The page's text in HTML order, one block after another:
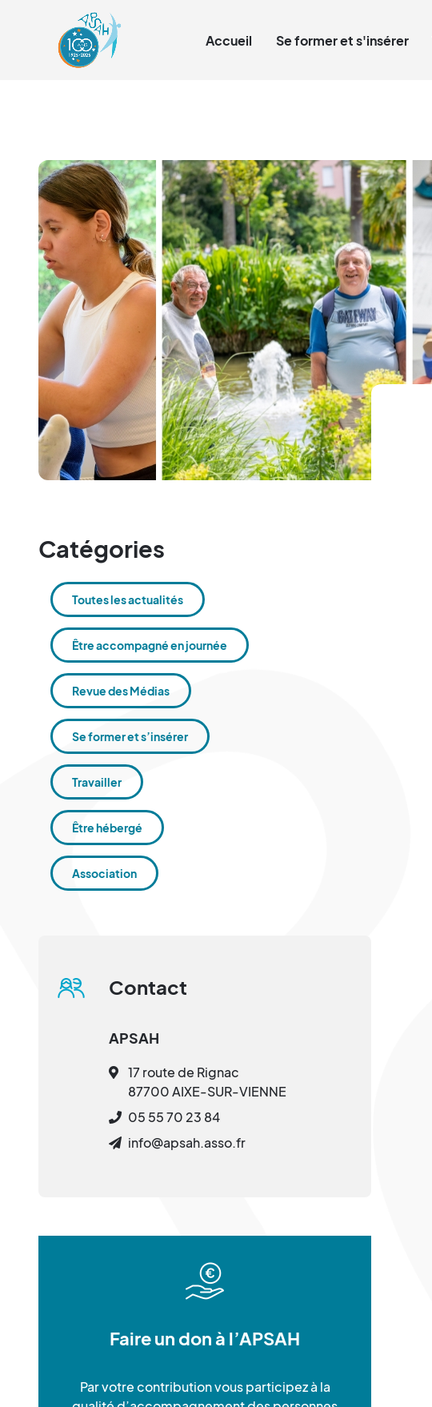
Accueil Se former et s'insérer
Catégories
Toutes les actualités
Être accompagné en journée
Revue des Médias
Se former et s’insérer
Travailler
Être hébergé
Association
Contact
APSAH
17 route de Rignac
87700 AIXE-SUR-VIENNE
05 55 70 23 84
info@apsah.asso.fr
Faire un don à l’APSAH
Par votre contribution vous participez à la